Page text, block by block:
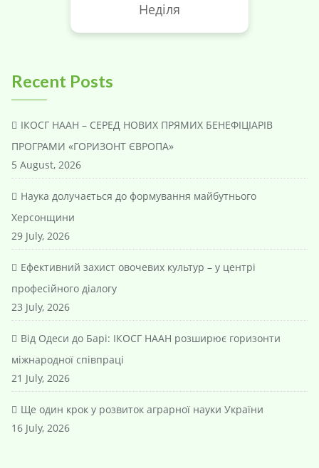
Неділя
Recent Posts
ІКОСГ НААН – СЕРЕД НОВИХ ПРЯМИХ БЕНЕФІЦІАРІВ
ПРОГРАМИ «ГОРИЗОНТ ЄВРОПА»
5 August, 2026
Наука долучається до формування майбутнього
Херсонщини
29 July, 2026
Ефективний захист овочевих культур – у центрі
професійного діалогу
23 July, 2026
Від Одеси до Барі: ІКОСГ НААН розширює горизонти
міжнародної співпраці
21 July, 2026
Ще один крок у розвиток аграрної науки України
16 July, 2026